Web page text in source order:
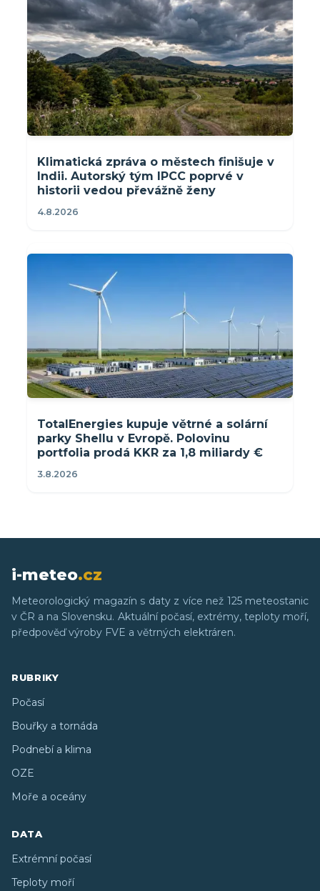
Klimatická zpráva o městech finišuje v
Indii. Autorský tým IPCC poprvé v
historii vedou převážně ženy
4.8.2026
TotalEnergies kupuje větrné a solární
parky Shellu v Evropě. Polovinu
portfolia prodá KKR za 1,8 miliardy €
3.8.2026
i-meteo.cz
Meteorologický magazín s daty z více než 125 meteostanic
v ČR a na Slovensku. Aktuální počasí, extrémy, teploty moří,
předpověď výroby FVE a větrných elektráren.
RUBRIKY
Počasí
Bouřky a tornáda
Podnebí a klima
OZE
Moře a oceány
DATA
Extrémní počasí
Teploty moří